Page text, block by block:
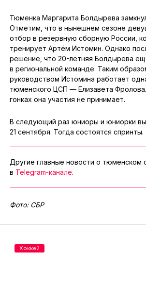
Тюменка Маргарита Болдырева
Отметим, что в нынешнем сезоне
отбор в резервную сборную России,
тренирует Артём Истомин. Однако
решение, что 20-летняя Болдырева
в региональной команде. Таким
руководством Истомина работает
тюменского ЦСП — Елизавета
гонках она участия не принимает.
В следующий раз юниоры и юниорки
21 сентября. Тогда состоятся спринты.
Другие главные новости о тюменском
в Telegram-канале.
Фото: СБР
Хоккей